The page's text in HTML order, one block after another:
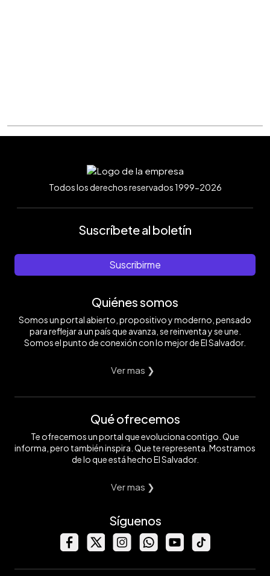
Todos los derechos reservados 1999-2026
Suscríbete al boletín
Suscribirme
Quiénes somos
Somos un portal abierto, propositivo y moderno, pensado
para reflejar a un país que avanza, se reinventa y se une.
Somos el punto de conexión con lo mejor de El Salvador.
Ver mas ❯
Qué ofrecemos
Te ofrecemos un portal que evoluciona contigo. Que
informa, pero también inspira. Que te representa. Mostramos
de lo que está hecho El Salvador.
Ver mas ❯
Síguenos